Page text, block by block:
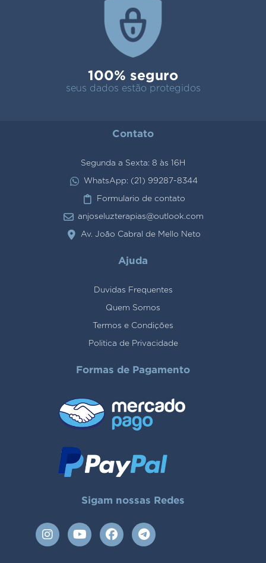
100% seguro
seus dados estão protegidos
Contato
Segunda a Sexta: 8 às 16H
WhatsApp: (21) 99287-8344
Formulario de contato
anjoseluzterapias@outlook.com
Av. João Cabral de Mello Neto
Ajuda
Duvidas Frequentes
Quem Somos
Termos e Condições
Politica de Privacidade
Formas de Pagamento
Sigam nossas Redes
I
n
Y
o
F
a
T
e